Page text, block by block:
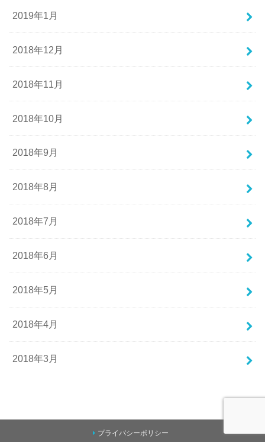
2019年1月
2018年12月
2018年11月
2018年10月
2018年9月
2018年8月
2018年7月
2018年6月
2018年5月
2018年4月
2018年3月
プライバシーポリシー